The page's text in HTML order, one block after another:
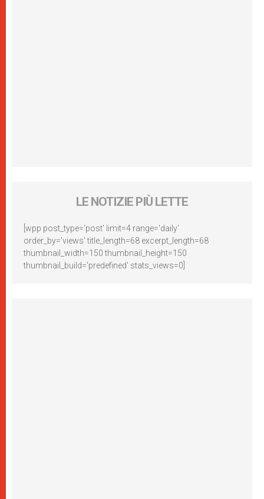
LE NOTIZIE PIÙ LETTE
[wpp post_type='post' limit=4 range='daily'
order_by='views' title_length=68 excerpt_length=68
thumbnail_width=150 thumbnail_height=150
thumbnail_build='predefined' stats_views=0]